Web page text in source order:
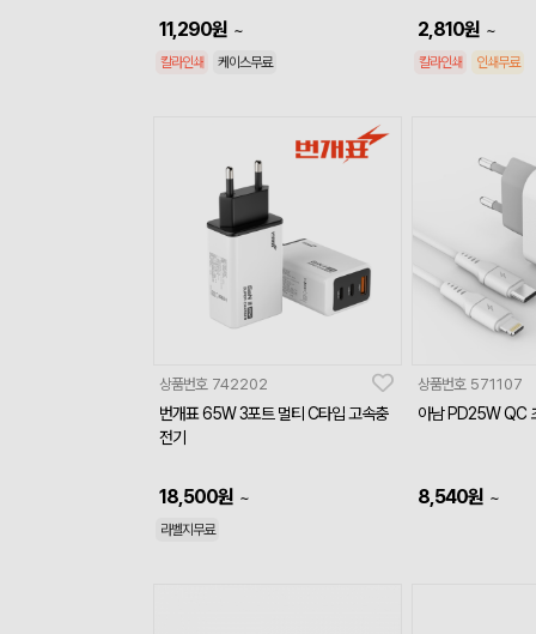
11,290원 ~
칼라인쇄 케이스무료
2,810원 ~
칼라인쇄 인쇄무료
상품번호 742202
번개표 65W 3포트 멀티 C타입 고속충
전기
18,500원 ~
라벨지무료
상품번호 571107
아남 PD25W QC
8,540원 ~